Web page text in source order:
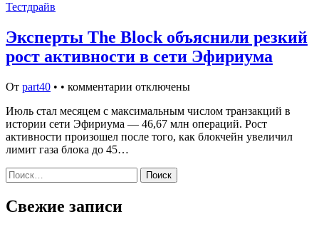
Тестдрайв
Эксперты The Block объяснили резкий
рост активности в сети Эфириума
От part40 • • комментарии отключены
Июль стал месяцем с максимальным числом транзакций в
истории сети Эфириума — 46,67 млн операций. Рост
активности произошел после того, как блокчейн увеличил
лимит газа блока до 45…
Найти:
Свежие записи